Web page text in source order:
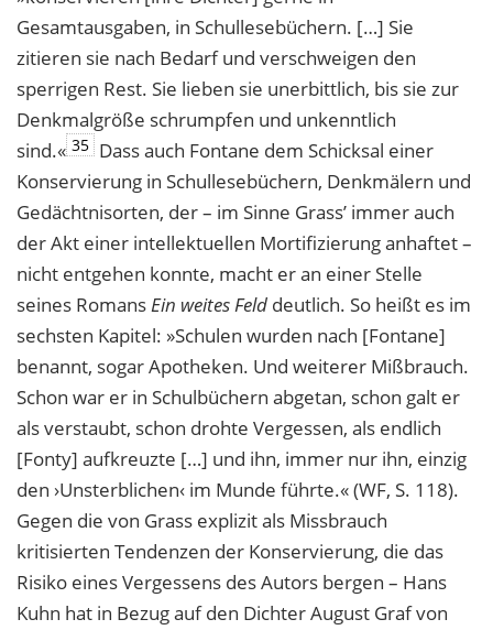
Gesamtausgaben, in Schullesebüchern. […] Sie
zitieren sie nach Bedarf und verschweigen den
sperrigen Rest. Sie lieben sie unerbittlich, bis sie zur
Denkmalgröße schrumpfen und unkenntlich
sind.« 35 Dass auch Fontane dem Schicksal einer
Konservierung in Schullesebüchern, Denkmälern und
Gedächtnisorten, der – im Sinne Grass’ immer auch
der Akt einer intellektuellen Mortifizierung anhaftet –
nicht entgehen konnte, macht er an einer Stelle
seines RomansEin weites Feld deutlich. So heißt es im
sechsten Kapitel: »Schulen wurden nach [Fontane]
benannt, sogar Apotheken. Und weiterer Mißbrauch.
Schon war er in Schulbüchern abgetan, schon galt er
als verstaubt, schon drohte Vergessen, als endlich
[Fonty] aufkreuzte […] und ihn, immer nur ihn, einzig
den ›Unsterblichen‹ im Munde führte.« (WF, S. 118).
Gegen die von Grass explizit als Missbrauch
kritisierten Tendenzen der Konservierung, die das
Risiko eines Vergessens des Autors bergen – Hans
Kuhn hat in Bezug auf den Dichter August Graf von